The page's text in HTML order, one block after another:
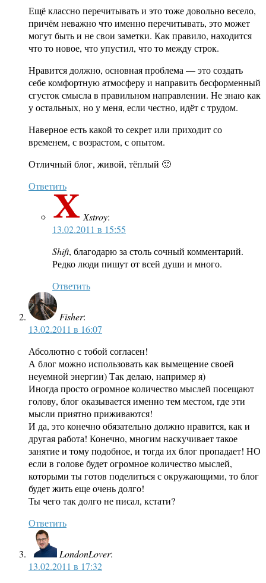
Ещё классно перечитывать и это тоже довольно весело,
причём неважно что именно перечитывать, это может
могут быть и не свои заметки. Как правило, находится
что то новое, что упустил, что то между строк.
Нравится должно, основная проблема — это создать
себе комфортную атмосферу и направить бесформенный
сгусток смысла в правильном направлении. Не знаю как
у остальных, но у меня, если честно, идёт с трудом.
Наверное есть какой то секрет или приходит со
временем, с возрастом, с опытом.
Отличный блог, живой, тёплый 🙂
Ответить
Xstroy:
13.02.2011 в 15:55
Shift, благодарю за столь сочный комментарий.
Редко люди пишут от всей души и много.
Ответить
Fisher:
13.02.2011 в 16:07
Абсолютно с тобой согласен!
А блог можно использовать как вымещение своей
неуемной энергии) Так делаю, например я)
Иногда просто огромное количество мыслей посещают
голову, блог оказывается именно тем местом, где эти
мысли приятно приживаются!
И да, это конечно обязательно должно нравится, как и
другая работа! Конечно, многим наскучивает такое
занятие и тому подобное, и тогда их блог пропадает! НО
если в голове будет огромное количество мыслей,
которыми ты готов поделиться с окружающими, то блог
будет жить еще очень долго!
Ты чего так долго не писал, кстати?
Ответить
LondonLover:
13.02.2011 в 17:32